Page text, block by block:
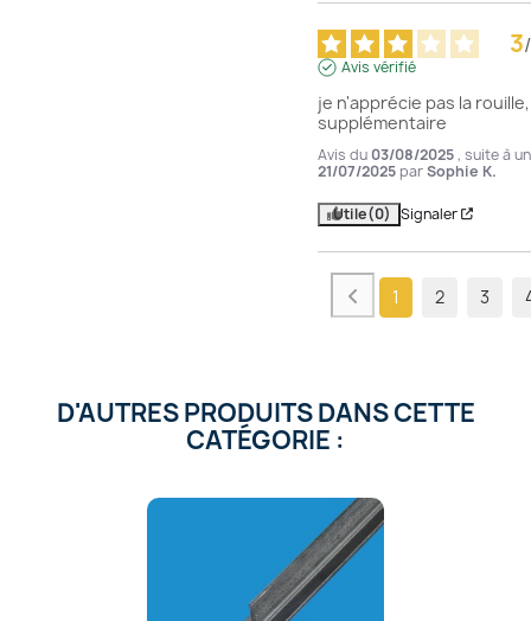
3/
Avis vérifié
je n'apprécie pas la
supplémentaire
Avis du 03/08/2025, suite à
21/07/2025 parSophie K.
Utile(0) Signaler
1 2 3
D'AUTRES PRODUITS DANS CETTE
CATÉGORIE :